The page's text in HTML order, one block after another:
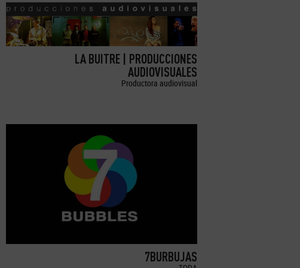
LA BUITRE | PRODUCCIONES
AUDIOVISUALES
Productora audiovisual
7BURBUJAS